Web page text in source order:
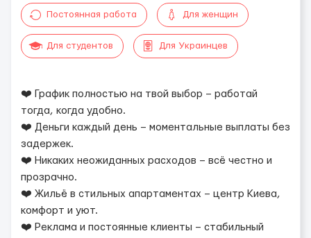
Постоянная работа Для женщин
Для студентов Для Украинцев
❤️ График полностью на твой выбор – работай
тогда, когда удобно.
❤️ Деньги каждый день – моментальные выплаты без
задержек.
❤️ Никаких неожиданных расходов – всё честно и
прозрачно.
❤️ Жильё в стильных апартаментах – центр Киева,
комфорт и уют.
❤️ Реклама и постоянные клиенты – стабильный